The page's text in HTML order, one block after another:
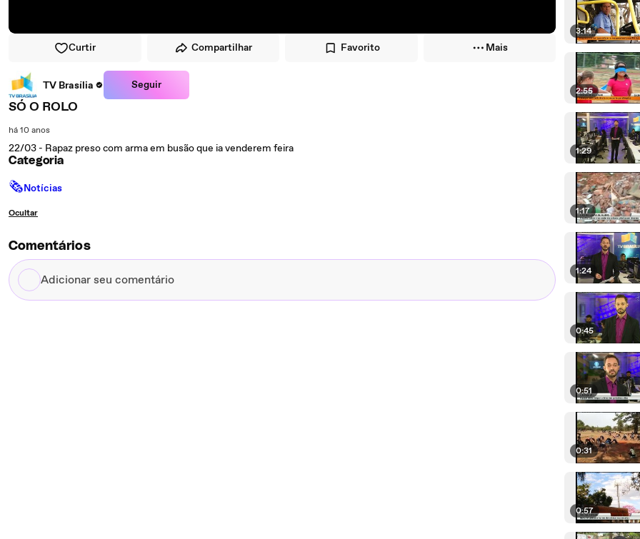
Curtir Compartilhar Favorito Mais
TV Brasília Seguir
SÓ O ROLO
há 10 anos
22/03 - Rapaz preso com arma em busão que ia venderem feira
Categoria
🗞Notícias
Ocultar
Comentários
Adicionar
seu
3:14
2:55
1:29
1:17
1:24
0:45
0:51
0:31
0:57